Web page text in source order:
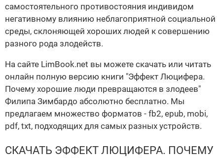
самостоятельного противостояния индивидом
негативному влиянию неблагоприятной социальной
среды, склоняющей хороших людей к совершению
разного рода злодейств.
На сайте LimBook.net вы можете скачать или читать
онлайн полную версию книги "Эффект Люцифера.
Почему хорошие люди превращаются в злодеев"
Филипа Зимбардо абсолютно бесплатно. Мы
предлагаем множество форматов - fb2, epub, mobi,
pdf, txt, подходящих для самых разных устройств.
СКАЧАТЬ ЭФФЕКТ ЛЮЦИФЕРА. ПОЧЕМУ